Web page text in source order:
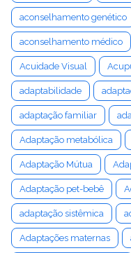
aconselhamento genético
aconselhamento médico
Acuidade Visual
adaptabilidade
adaptação familiar
Adaptação metabólica
Adaptação Mútua
Adaptação pet-bebê
adaptação sistêmica
Adaptações maternas